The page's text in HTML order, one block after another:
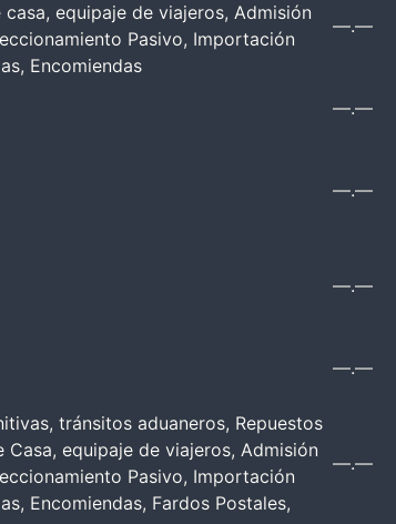
casa, equipaje de viajeros, Admisión
Pasivo, Importación
Encomiendas
—.—
—.—
—.—
—.—
—.—
tránsitos aduaneros, Repuestos
Casa, equipaje de viajeros, Admisión
Pasivo, Importación
Encomiendas, Fardos Postales,
—.—